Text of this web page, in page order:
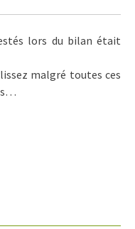
lors du bilan était
malgré toutes ces